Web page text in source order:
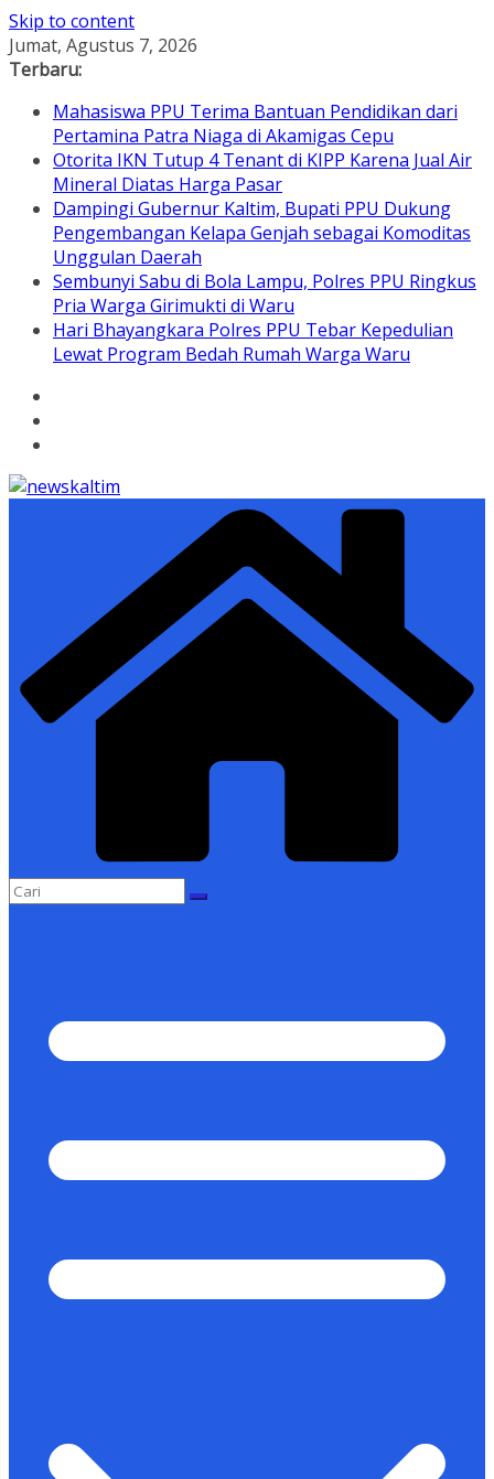
Skip to content
Jumat, Agustus 7, 2026
Terbaru:
Mahasiswa PPU Terima Bantuan Pendidikan dari
Pertamina Patra Niaga di Akamigas Cepu
Otorita IKN Tutup 4 Tenant di KIPP Karena Jual Air
Mineral Diatas Harga Pasar
Dampingi Gubernur Kaltim, Bupati PPU Dukung
Pengembangan Kelapa Genjah sebagai Komoditas
Unggulan Daerah
Sembunyi Sabu di Bola Lampu, Polres PPU Ringkus
Pria Warga Girimukti di Waru
Hari Bhayangkara Polres PPU Tebar Kepedulian
Lewat Program Bedah Rumah Warga Waru